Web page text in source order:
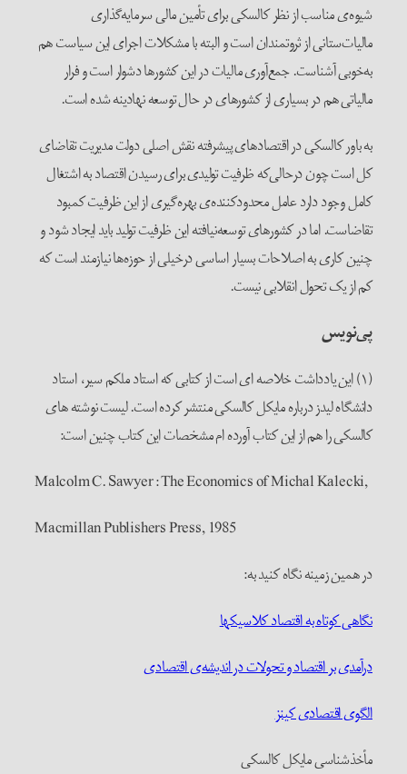
شیوه‌ی مناسب از نظر کالسکی برای تأمین مالی سرمایه‌گذاری
مالیات‌ستانی از ثروتمندان است و البته با مشکلات اجرای این سیاست هم
به‌خوبی آشناست. جمع‌آوری مالیات در این کشورها دشوار است و فرار
مالیاتی هم در بسیاری از کشورهای در حال توسعه نهادینه شده است.
به باور کالسکی در اقتصادهای پیشرفته نقش اصلی دولت مدیریت تقاضای
کل است چون درحالی‌که ظرفیت تولیدی برای رسیدن اقتصاد به اشتغال
کامل وجود دارد عامل محدودکننده‌ی بهره‌گیری از این ظرفیت کمبود
تقاضاست. اما در کشورهای توسعه‌نیافته این ظرفیت تولید باید ایجاد شود و
چنین کاری به اصلاحات بسیار اساسی درخیلی از حوزه‌ها نیازمند است که
کم از یک تحول انقلابی نیست.
پی‌نویس
(۱) این یادداشت خلاصه ای است از کتابی که استاد ملکم سیر، استاد
دانشگاه لیدز درباره مایکل کالسکی منتشر کرده است. لیست نوشته های
کالسکی را هم از این کتاب آورده ام مشخصات این کتاب چنین است:
,Malcolm C. Sawyer: The Economics of Michal Kalecki
Macmillan Publishers Press, 1985
در همین زمینه نگاه کنید به:
نگاهی کوتاه به اقتصاد کلاسیکها
درآمدی بر اقتصاد و تحولات در اندیشه‌ی اقتصادی
الگوی اقتصادی کینز
مأخذشناسی مایکل کالسکی